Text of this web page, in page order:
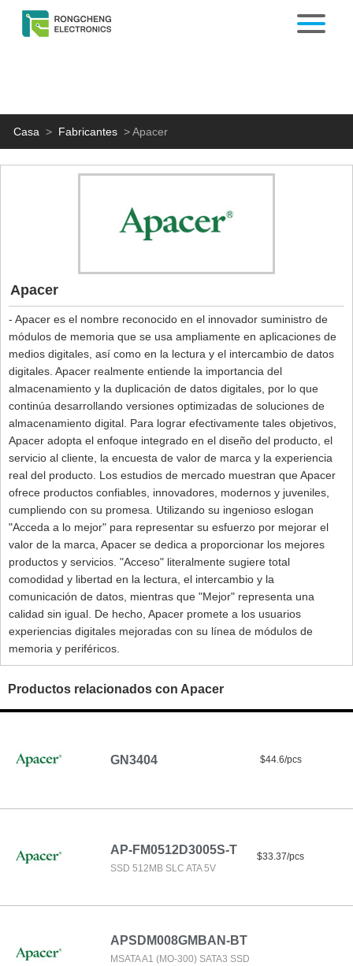
Casa > Fabricantes >Apacer
Apacer
- Apacer es el nombre reconocido en el innovador suministro de
módulos de memoria que se usa ampliamente en aplicaciones de
medios digitales, así como en la lectura y el intercambio de datos
digitales. Apacer realmente entiende la importancia del
almacenamiento y la duplicación de datos digitales, por lo que
continúa desarrollando versiones optimizadas de soluciones de
almacenamiento digital. Para lograr efectivamente tales objetivos,
Apacer adopta el enfoque integrado en el diseño del producto, el
servicio al cliente, la encuesta de valor de marca y la experiencia
real del producto. Los estudios de mercado muestran que Apacer
ofrece productos confiables, innovadores, modernos y juveniles,
cumpliendo con su promesa. Utilizando su ingenioso eslogan
"Acceda a lo mejor" para representar su esfuerzo por mejorar el
valor de la marca, Apacer se dedica a proporcionar los mejores
productos y servicios. "Acceso" literalmente sugiere total
comodidad y libertad en la lectura, el intercambio y la
comunicación de datos, mientras que "Mejor" representa una
calidad sin igual. De hecho, Apacer promete a los usuarios
experiencias digitales mejoradas con su línea de módulos de
memoria y periféricos.
Productos relacionados con Apacer
GN3404 $44.6/pcs
AP-FM0512D3005S-T
SSD 512MB SLC ATA 5V
$33.37/pcs
APSDM008GMBAN-BT
MSATA A1 (MO-300) SATA3 SSD